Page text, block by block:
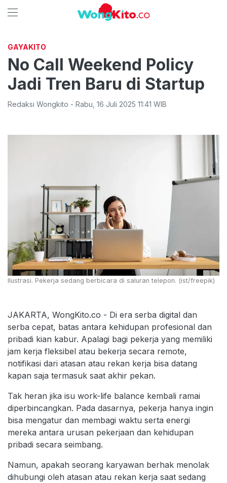
GAYAKITO
No Call Weekend Policy
Jadi Tren Baru di Startup
Redaksi Wongkito - Rabu 16 Juli 2025 11:41 WIB
Ilustrasi. Pekerja sedang berbicara di saluran telepon. (ist/freepik)
JAKARTA, WongKito.co - Di era serba digital dan
serba cepat, batas antara kehidupan profesional dan
pribadi kian kabur. Apalagi bagi pekerja yang memiliki
jam kerja fleksibel atau bekerja secara remote,
notifikasi dari atasan atau rekan kerja bisa datang
kapan saja termasuk saat akhir pekan.
Tak heran jika isu work-life balance kembali ramai
diperbincangkan. Pada dasarnya, pekerja hanya ingin
bisa mengatur dan membagi waktu serta energi
mereka antara urusan pekerjaan dan kehidupan
pribadi secara seimbang.
Namun, apakah seorang karyawan berhak menolak
dihubungi oleh atasan atau rekan kerja saat sedang